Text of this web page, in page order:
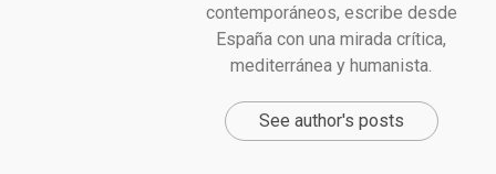
contemporáneos, escribe desde
España con una mirada crítica,
mediterránea y humanista.
See author's posts